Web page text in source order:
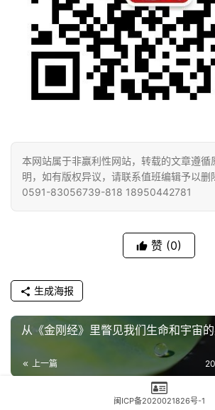
本网站属于非赢利性网站，转载的文章遵循
明，如有版权异议，请联系值班编辑予以删
0591-83056739-818 18950442781
赞 (0)
生成海报
从《金刚经》里瞥见我们生命和宇宙
上一篇
虚云老和尚：现在眼光要落地了，才
闽ICP备2020021826号-1